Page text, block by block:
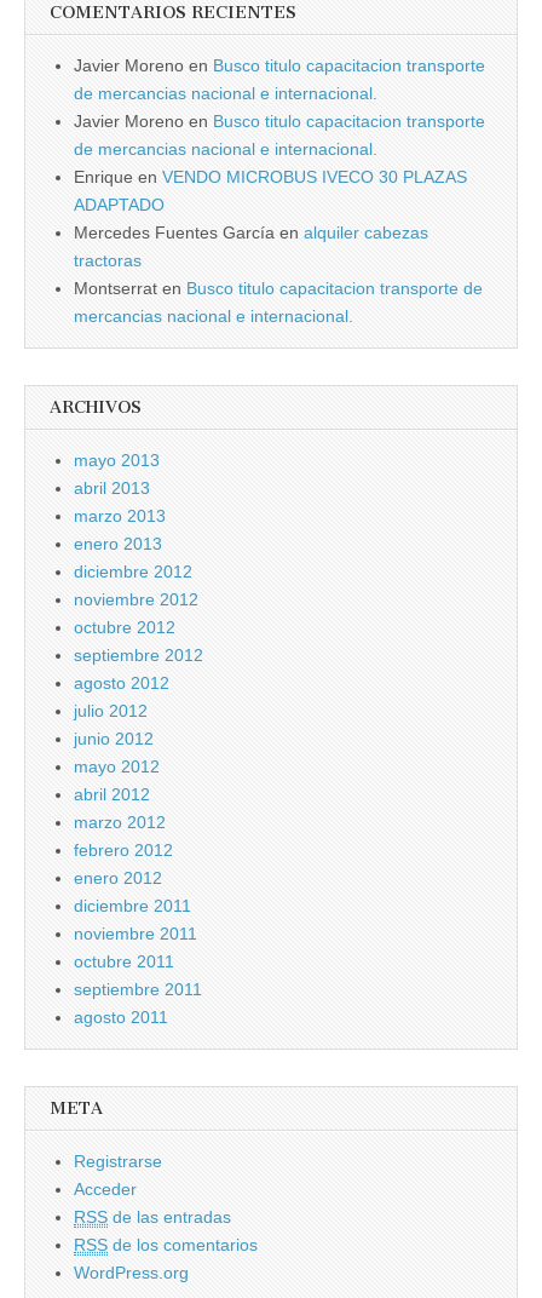
COMENTARIOS RECIENTES
Javier Moreno en Busco titulo capacitacion transporte
de mercancias nacional e internacional.
Javier Moreno en Busco titulo capacitacion transporte
de mercancias nacional e internacional.
Enrique en VENDO MICROBUS IVECO 30 PLAZAS
ADAPTADO
Mercedes Fuentes Garcí­a en alquiler cabezas
tractoras
Montserrat en Busco titulo capacitacion transporte de
mercancias nacional e internacional.
ARCHIVOS
mayo 2013
abril 2013
marzo 2013
enero 2013
diciembre 2012
noviembre 2012
octubre 2012
septiembre 2012
agosto 2012
julio 2012
junio 2012
mayo 2012
abril 2012
marzo 2012
febrero 2012
enero 2012
diciembre 2011
noviembre 2011
octubre 2011
septiembre 2011
agosto 2011
META
Registrarse
Acceder
RSS de las entradas
RSS de los comentarios
WordPress.org